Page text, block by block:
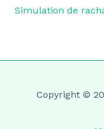
Simulation de
Copyright ©